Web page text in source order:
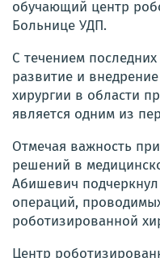
обучающий центр
Больнице УДП.
С течением
развитие и
хирургии в области
является одним из
Отмечая важность
решений в
Абишевич подчеркнул
операций,
роботизированной
Центр